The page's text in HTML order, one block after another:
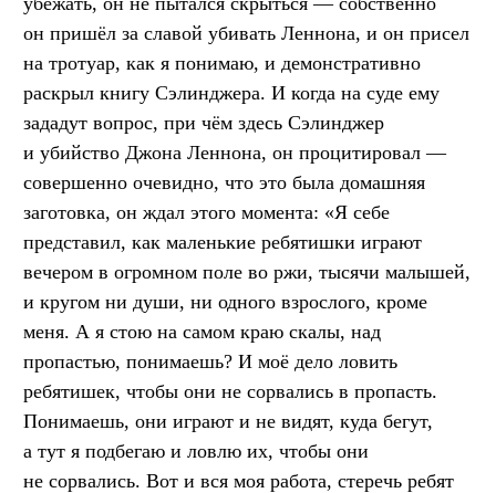
он пришёл за славой убивать Леннона, и он присел
на тротуар, как я понимаю, и демонстративно
раскрыл книгу Сэлинджера. И когда на суде ему
зададут вопрос, при чём здесь Сэлинджер
и убийство Джона Леннона, он процитировал —
совершенно очевидно, что это была домашняя
заготовка, он ждал этого момента: «Я себе
представил, как маленькие ребятишки играют
вечером в огромном поле во ржи, тысячи малышей,
и кругом ни души, ни одного взрослого, кроме
меня. А я стою на самом краю скалы, над
пропастью, понимаешь? И моё дело ловить
ребятишек, чтобы они не сорвались в пропасть.
Понимаешь, они играют и не видят, куда бегут,
а тут я подбегаю и ловлю их, чтобы они
не сорвались. Вот и вся моя работа, стеречь ребят